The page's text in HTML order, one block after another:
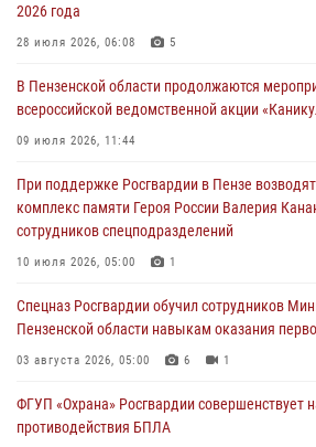
В Пензе при силовой поддержке Росгвардии
деятельность ОПГ, маскировавшейся под
4
В Управлении Росгвардии по Пензенской
04 августа 2026, 06:08
Росгвардия обеспечила безопасность
День ВДВ в Пензе
2026 года
28 июля 2026, 06:08 5
В Пензенской области продолжаются
всероссийской ведомственной акции
09 июля 2026, 11:44
При поддержке Росгвардии в Пензе
комплекс памяти Героя России Валерия
сотрудников спецподразделений
10 июля 2026, 05:00 1
Спецназ Росгвардии обучил сотрудников
Пензенской области навыкам оказания
03 августа 2026, 05:00 6 1
ФГУП «Охрана» Росгвардии совершенствует
противодействия БПЛА